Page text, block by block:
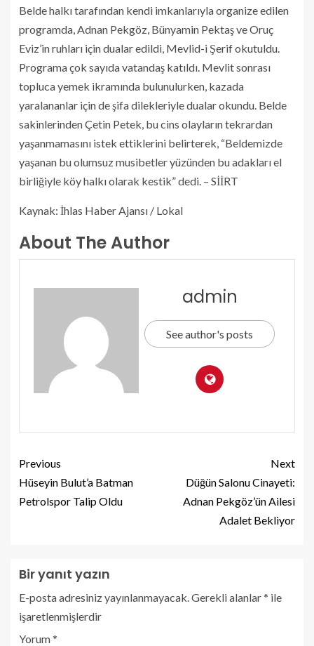
Belde halkı tarafından kendi imkanlarıyla organize edilen
programda, Adnan Pekgöz, Bünyamin Pektaş ve Oruç
Eviz’in ruhları için dualar edildi, Mevlid-i Şerif okutuldu.
Programa çok sayıda vatandaş katıldı. Mevlit sonrası
topluca yemek ikramında bulunulurken, kazada
yaralananlar için de şifa dilekleriyle dualar okundu. Belde
sakinlerinden Çetin Petek, bu cins olayların tekrardan
yaşanmamasını istek ettiklerini belirterek, “Beldemizde
yaşanan bu olumsuz musibetler yüzünden bu adakları el
birliğiyle köy halkı olarak kestik” dedi. – SİİRT
Kaynak: İhlas Haber Ajansı / Lokal
About The Author
admin
See author's posts
Previous
Hüseyin Bulut’a Batman
Petrolspor Talip Oldu
Next
Düğün Salonu Cinayeti:
Adnan Pekgöz’ün Ailesi
Adalet Bekliyor
Bir yanıt yazın
E-posta adresiniz yayınlanmayacak.Gerekli alanlar* ile
işaretlenmişlerdir
Yorum*